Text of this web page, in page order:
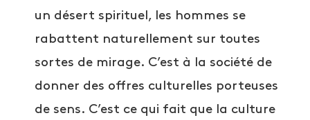
un désert spirituel, les hommes se
rabattent naturellement sur toutes
sortes de mirage. C’est à la société de
donner des offres culturelles porteuses
de sens. C’est ce qui fait que la culture